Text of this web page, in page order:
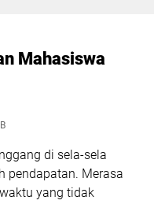
Mahasiswa
di sela-sela
pendapatan. Merasa
yang tidak